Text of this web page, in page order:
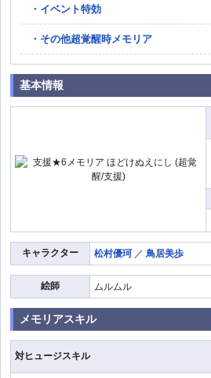
イベント特効
その他超覚醒時メモリア
基本情報
キャラクター 松村優珂 ／ 鳥居美歩
絵師 ムルムル
メモリアスキル
対ヒュージスキル